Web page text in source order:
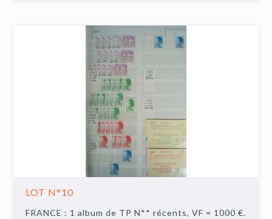
LOT N°10
FRANCE : 1 album de TP N** récents, VF = 1000 €.